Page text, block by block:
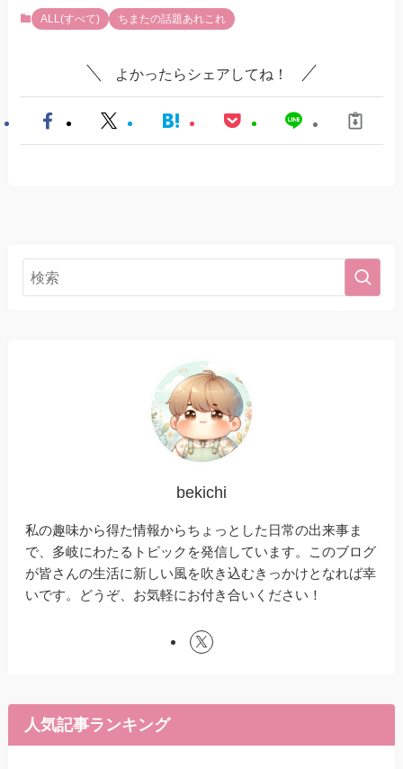
ALL(すべて) ちまたの話題あれこれ
よかったらシェアしてね！
bekichi
私の趣味から得た情報からちょっとした日常の出来事ま
で、多岐にわたるトピックを発信しています。このブログ
が皆さんの生活に新しい風を吹き込むきっかけとなれば幸
いです。どうぞ、お気軽にお付き合いください！
人気記事ランキング